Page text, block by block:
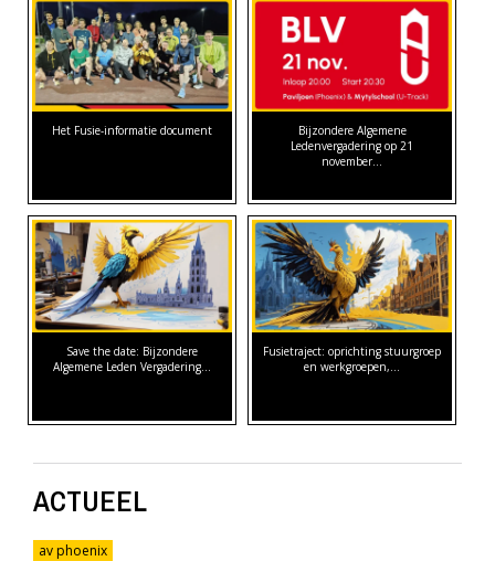
Het Fusie-informatie document
Bijzondere Algemene
Ledenvergadering op 21
november…
Save the date: Bijzondere
Algemene Leden Vergadering…
Fusietraject: oprichting stuurgroep
en werkgroepen,…
ACTUEEL
av phoenix